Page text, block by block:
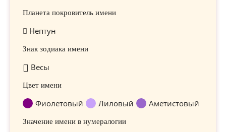
Планета покровитель имени
Нептун
Знак зодиака имени
Весы
Цвет имени
Фиолетовый Лиловый Аметистовый
Значение имени в нумералогии